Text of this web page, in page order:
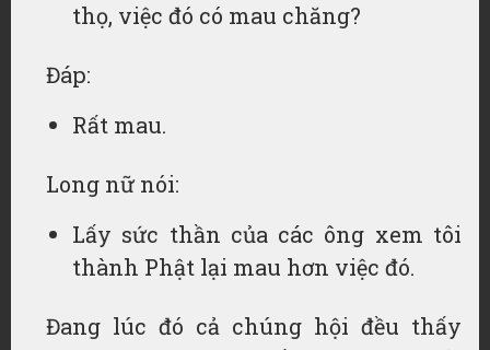
thọ, việc đó có mau chăng?
Đáp:
Rất mau.
Long nữ nói:
Lấy sức thần của các ông xem tôi
thành Phật lại mau hơn việc đó.
Đang lúc đó cả chúng hội đều thấy